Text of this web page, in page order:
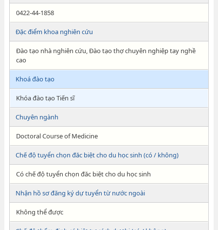
0422-44-1858
Đặc điểm khoa nghiên cứu
Đào tạo nhà nghiên cứu, Đào tạo thợ chuyên nghiệp tay nghề
cao
Khoá đào tạo
Khóa đào tạo Tiến sĩ
Chuyên ngành
Doctoral Course of Medicine
Chế độ tuyển chọn đăc biệt cho du học sinh (có / không)
Có chế độ tuyển chọn đăc biệt cho du học sinh
Nhận hồ sơ đăng ký dự tuyển từ nước ngoài
Không thể được